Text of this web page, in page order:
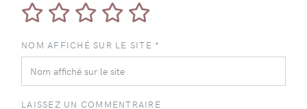
NOM AFFICHÉ SUR LE SITE *
LAISSEZ UN COMMENTRAIRE